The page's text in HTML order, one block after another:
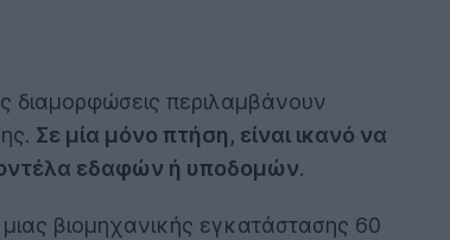
διαμορφώσεις περιλαμβάνουν
Σε μία μόνο πτήση, είναι ικανό να
εδαφών ή υποδομών.
βιομηχανικής εγκατάστασης 60